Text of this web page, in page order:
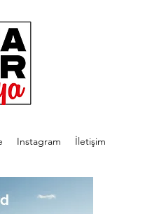
Instagram İletişim